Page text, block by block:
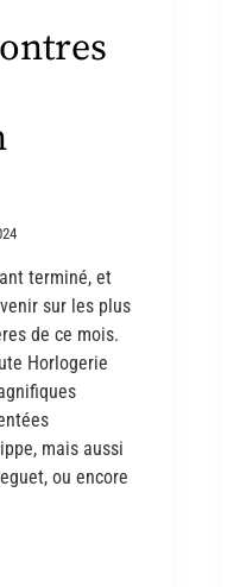
terminé, et
sur les plus
de ce mois.
Horlogerie
mais aussi
ou encore